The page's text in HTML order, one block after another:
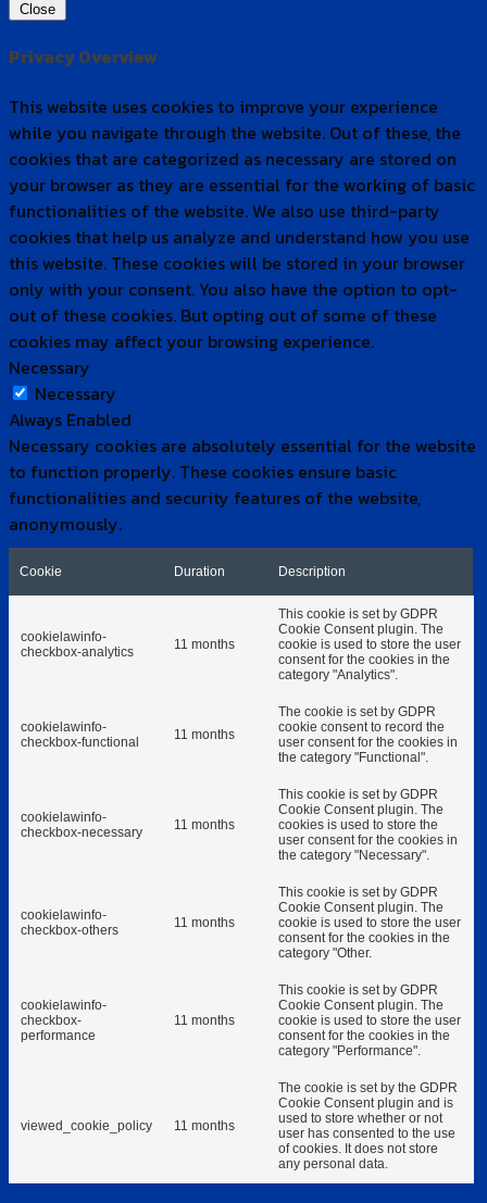
Close
Privacy Overview
This website uses cookies to improve your experience
while you navigate through the website. Out of these, the
cookies that are categorized as necessary are stored on
your browser as they are essential for the working of basic
functionalities of the website. We also use third-party
cookies that help us analyze and understand how you use
this website. These cookies will be stored in your browser
only with your consent. You also have the option to opt-
out of these cookies. But opting out of some of these
cookies may affect your browsing experience.
Necessary
Necessary
Always Enabled
Necessary cookies are absolutely essential for the website
to function properly. These cookies ensure basic
functionalities and security features of the website,
anonymously.
Cookie Duration Description
cookielawinfo-
checkbox-analytics
11 months
This cookie is set by GDPR
Cookie Consent plugin. The
cookie is used to store the user
consent for the cookies in the
category "Analytics".
cookielawinfo-
checkbox-functional
11 months
The cookie is set by GDPR
cookie consent to record the
user consent for the cookies in
the category "Functional".
cookielawinfo-
checkbox-necessary
11 months
This cookie is set by GDPR
Cookie Consent plugin. The
cookies is used to store the
user consent for the cookies in
the category "Necessary".
cookielawinfo-
checkbox-others
11 months
This cookie is set by GDPR
Cookie Consent plugin. The
cookie is used to store the user
consent for the cookies in the
category "Other.
cookielawinfo-
checkbox-
performance
11 months
This cookie is set by GDPR
Cookie Consent plugin. The
cookie is used to store the user
consent for the cookies in the
category "Performance".
viewed_cookie_policy 11 months
The cookie is set by the GDPR
Cookie Consent plugin and is
used to store whether or not
user has consented to the use
of cookies. It does not store
any personal data.